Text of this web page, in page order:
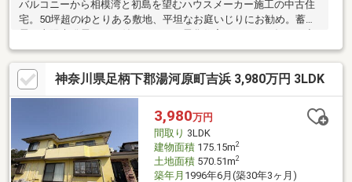
バルコニーから相模湾と初島を望むハウスメーカー施工の中古住
宅。50坪超のゆとりある敷地、平坦なお庭いじりにお勧め。蓄
費も抑えられます。
神奈川県足柄下郡湯河原町吉浜 3,980万円 3LDK
3,980万円
間取り 3LDK
建物面積175.15m2
土地面積570.51m2
築年月 1996年6月(築30年3ヶ月)